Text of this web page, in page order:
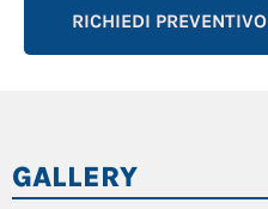
RICHIEDI PREVENTIVO
GALLERY